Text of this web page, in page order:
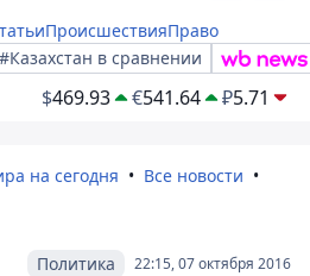
ПроисшествияПраво
#Казахстан в сравнении
$469.93 €541.64 ₽5.71
на сегодня
Все новости
22:15, 07 октября 2016
Политика